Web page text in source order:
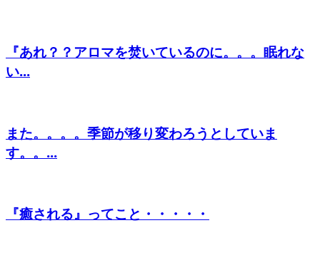
『あれ？？アロマを焚いているのに。。。眠れな
い...
また。。。。季節が移り変わろうとしていま
す。。...
『癒される』ってこと・・・・・